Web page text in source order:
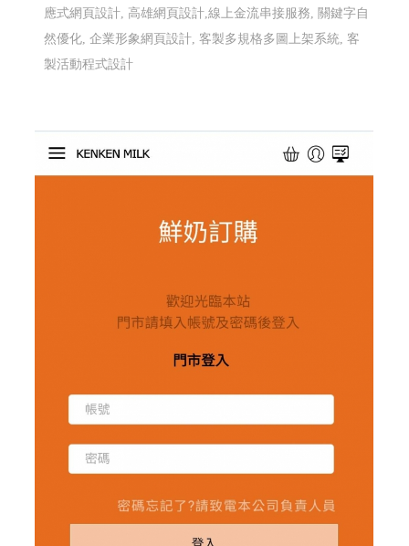
應式網頁設計, 高雄網頁設計,線上金流串接服務, 關鍵字自
然優化, 企業形象網頁設計, 客製多規格多圖上架系統, 客
製活動程式設計